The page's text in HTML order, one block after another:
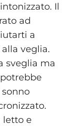
Il
ad
a
veglia.
sveglia ma
letto e